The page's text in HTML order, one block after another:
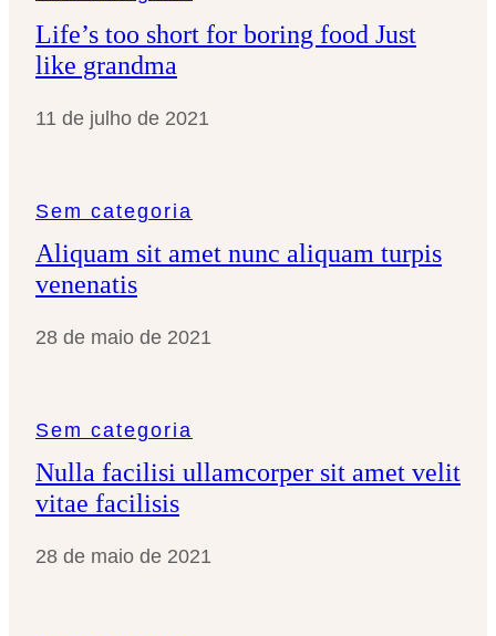
Life’s too short for boring food Just
like grandma
11 de julho de 2021
Sem categoria
Aliquam sit amet nunc aliquam turpis
venenatis
28 de maio de 2021
Sem categoria
Nulla facilisi ullamcorper sit amet velit
vitae facilisis
28 de maio de 2021